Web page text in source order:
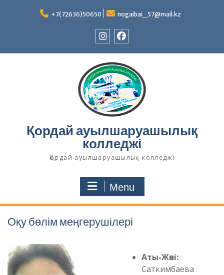
+7(72636)50650 nogaibai_57@mail.kz
Қордай ауылшаруашылық
колледжі
Қордай ауылшаруашылық колледжі
Menu
Оқу бөлім меңгерушілері
Аты-Жөні:
Саткимбаева